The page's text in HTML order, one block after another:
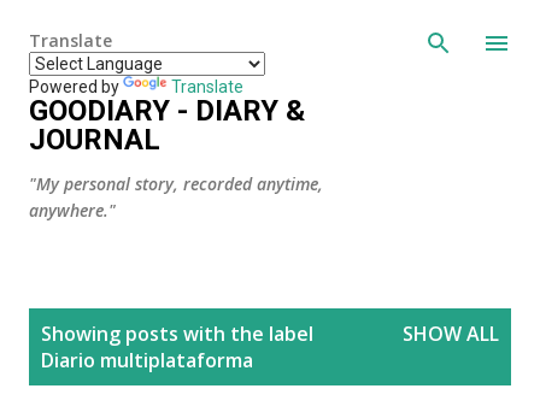
Translate
Powered by Translate
GOODIARY - DIARY &
JOURNAL
"My personal story, recorded anytime,
anywhere."
Showing posts with the label
Diario multiplataforma
SHOW ALL